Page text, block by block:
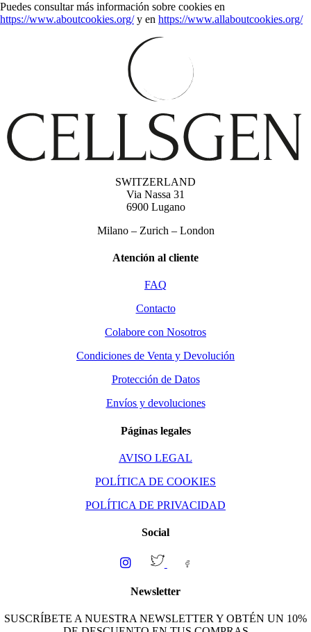
Puedes consultar más información sobre cookies en
https://www.aboutcookies.org/y en https://www.allaboutcookies.org/
SWITZERLAND
Via Nassa 31
6900 Lugano
Milano – Zurich – London
Atención al cliente
FAQ
Contacto
Colabore con Nosotros
Condiciones de Venta y Devolución
Protección de Datos
Envíos y devoluciones
Páginas legales
AVISO LEGAL
POLÍTICA DE COOKIES
POLÍTICA DE PRIVACIDAD
Social
Newsletter
SUSCRÍBETE A NUESTRA NEWSLETTER Y OBTÉN UN 10%